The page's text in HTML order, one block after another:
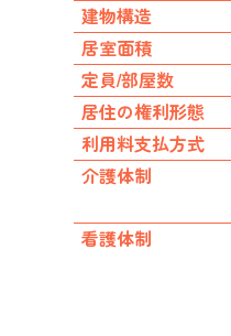
建物構造
居室面積
定員/部屋数
居住の権利形態
利用料支払方式
介護体制
看護体制